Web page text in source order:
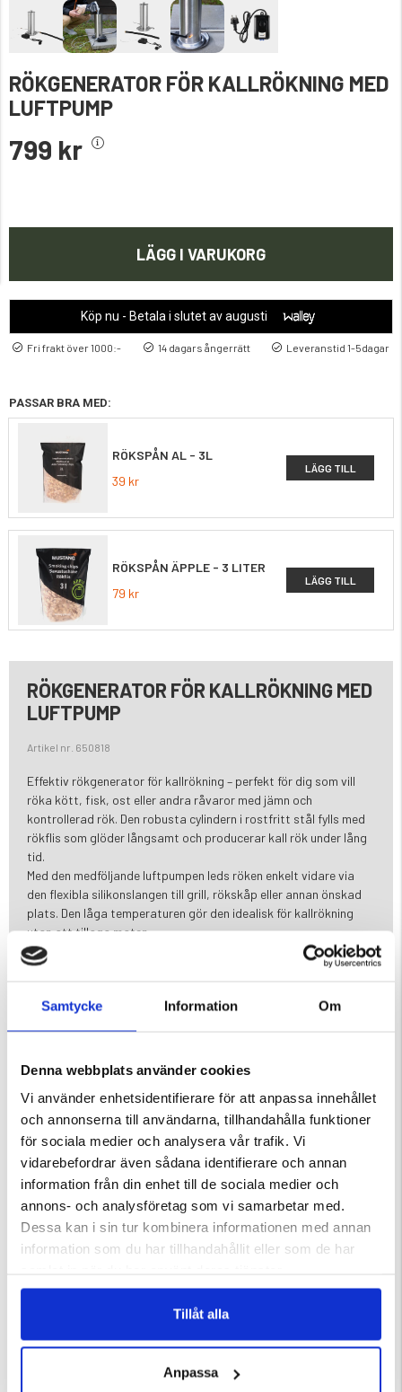
Samtycke Information Om
Denna webbplats använder cookies
Vi använder enhetsidentifierare för att anpassa innehållet
och annonserna till användarna, tillhandahålla funktioner
för sociala medier och analysera vår trafik. Vi
vidarebefordrar även sådana identifierare och annan
information från din enhet till de sociala medier och
annons- och analysföretag som vi samarbetar med.
Dessa kan i sin tur kombinera informationen med annan
information som du har tillhandahållit eller som de har
Tillåt alla
Anpassa
RÖKGENERATOR FÖR KALLRÖKNING MED
LUFTPUMP
799 kr
LÄGG I VARUKORG
Köp nu - Betala i slutet av augusti
Fri frakt över 1000:- 14 dagars ångerrätt Leveranstid 1-5dagar
PASSAR BRA MED:
RÖKSPÅN AL - 3L
39 kr
LÄGG TILL
RÖKSPÅN ÄPPLE - 3 LITER
79 kr
LÄGG TILL
RÖKGENERATOR FÖR KALLRÖKNING MED
LUFTPUMP
Artikel nr. 650818
Effektiv rökgenerator för kallrökning – perfekt för dig som vill
röka kött, fisk, ost eller andra råvaror med jämn och
kontrollerad rök. Den robusta cylindern i rostfritt stål fylls med
rökflis som glöder långsamt och producerar kall rök under lång
tid.
Med den medföljande luftpumpen leds röken enkelt vidare via
den flexibla silikonslangen till grill, rökskåp eller annan önskad
plats. Den låga temperaturen gör den idealisk för kallrökning
utan att tillaga maten.
En full laddning ger upp till 10–15 timmars rökutveckling
beroende på inställning – perfekt för längre rökprocesser och
Upp till 10–15 timmars rök per fyllning
Luftpump för jämn och kontrollerad rök
Flexibel silikonslang (ca 50 cm)
Låg röktemperatur – perfekt för kallrökning
Tillverkad i rostfritt stål
Enkel att använda och rengöra
Volym: 3 liter
Bredd: 20,5 cm
Djup: 41 cm
Vikt: 2,18 kg
Material: Rostfritt stål 201 & 430, ABS, PCB, silikon
Luftpump: IPX4